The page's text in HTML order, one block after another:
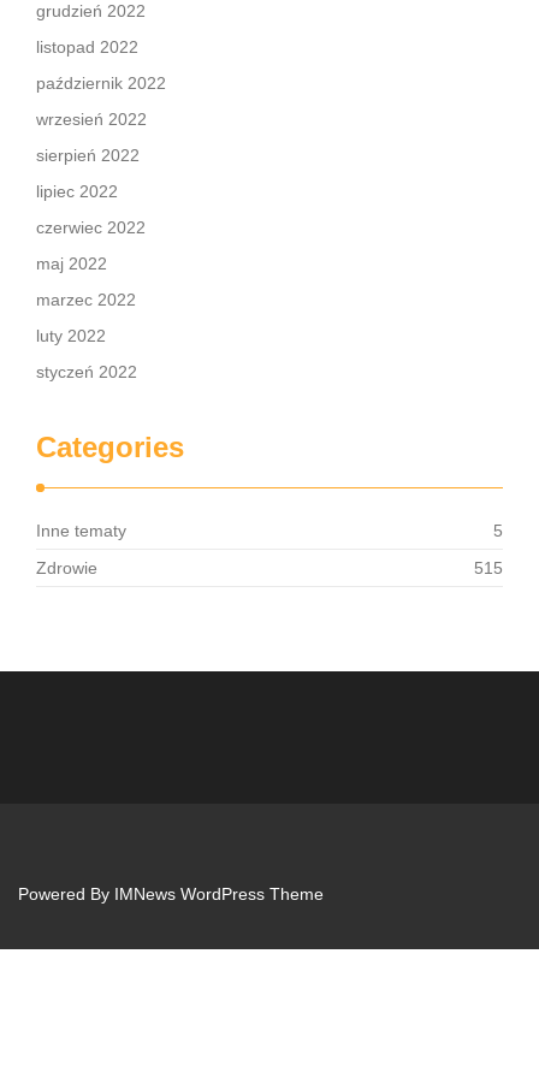
grudzień 2022
listopad 2022
październik 2022
wrzesień 2022
sierpień 2022
lipiec 2022
czerwiec 2022
maj 2022
marzec 2022
luty 2022
styczeń 2022
Categories
Inne tematy
5
Zdrowie
515
Powered By IMNews WordPress Theme